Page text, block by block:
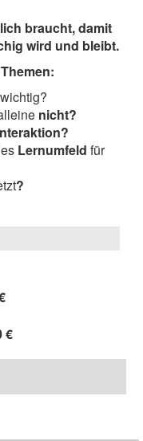
braucht,damit
wird und bleibt.
wichtig?
nicht?
Lernumfeld für
?
€